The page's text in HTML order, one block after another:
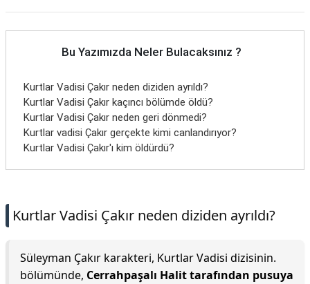
Bu Yazımızda Neler Bulacaksınız ?
Kurtlar Vadisi Çakır neden diziden ayrıldı?
Kurtlar Vadisi Çakır kaçıncı bölümde öldü?
Kurtlar Vadisi Çakır neden geri dönmedi?
Kurtlar vadisi Çakır gerçekte kimi canlandırıyor?
Kurtlar Vadisi Çakır'ı kim öldürdü?
Kurtlar Vadisi Çakır neden diziden ayrıldı?
Süleyman Çakır karakteri, Kurtlar Vadisi dizisinin.
bölümünde, Cerrahpaşalı Halit tarafından pusuya